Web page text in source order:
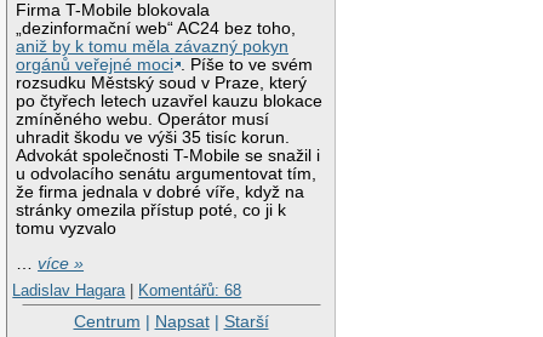
Firma T-Mobile blokovala
„dezinformační web“ AC24 bez toho,
aniž by k tomu měla závazný pokyn
orgánů veřejné moci . Píše to ve svém
rozsudku Městský soud v Praze, který
po čtyřech letech uzavřel kauzu blokace
zmíněného webu. Operátor musí
uhradit škodu ve výši 35 tisíc korun.
Advokát společnosti T-Mobile se snažil i
u odvolacího senátu argumentovat tím,
že firma jednala v dobré víře, když na
stránky omezila přístup poté, co ji k
tomu vyzvalo
…více »
Ladislav Hagara | Komentářů: 68
Centrum | Napsat| Starší